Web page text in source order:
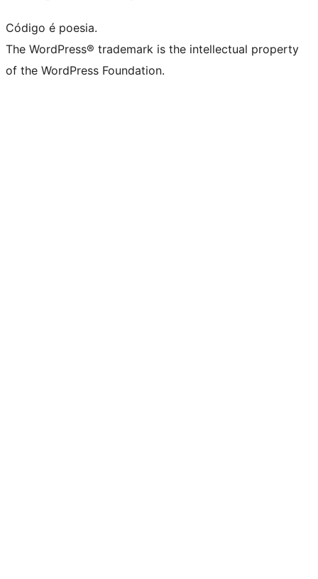
Código é poesia.
The WordPress® trademark is the intellectual property
of the WordPress Foundation.